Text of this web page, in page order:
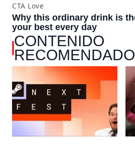
CONTENIDO
RECOMENDADO